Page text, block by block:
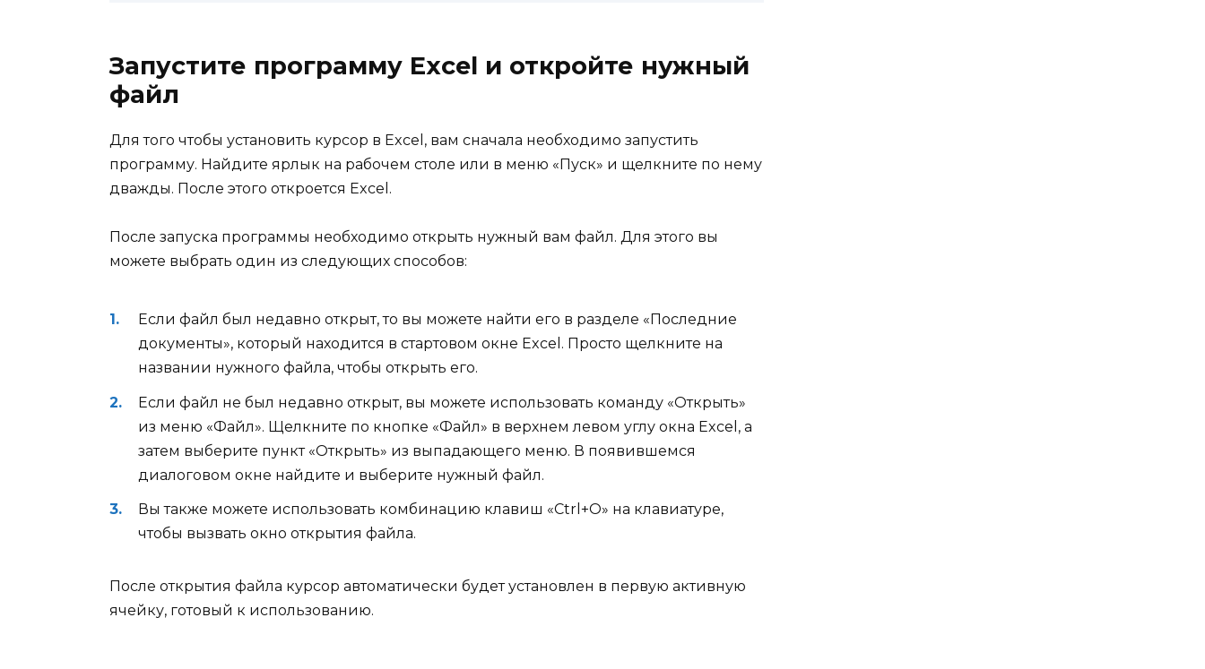
Запустите программу Excel и откройте нужный
файл
Для того чтобы установить курсор в Excel, вам сначала необходимо запустить
программу. Найдите ярлык на рабочем столе или в меню «Пуск» и щелкните по нему
дважды. После этого откроется Excel.
После запуска программы необходимо открыть нужный вам файл. Для этого вы
можете выбрать один из следующих способов:
Если файл был недавно открыт, то вы можете найти его в разделе «Последние
документы», который находится в стартовом окне Excel. Просто щелкните на
названии нужного файла, чтобы открыть его.
Если файл не был недавно открыт, вы можете использовать команду «Открыть»
из меню «Файл». Щелкните по кнопке «Файл» в верхнем левом углу окна Excel, а
затем выберите пункт «Открыть» из выпадающего меню. В появившемся
диалоговом окне найдите и выберите нужный файл.
Вы также можете использовать комбинацию клавиш «Ctrl+O» на клавиатуре,
чтобы вызвать окно открытия файла.
После открытия файла курсор автоматически будет установлен в первую активную
ячейку, готовый к использованию.